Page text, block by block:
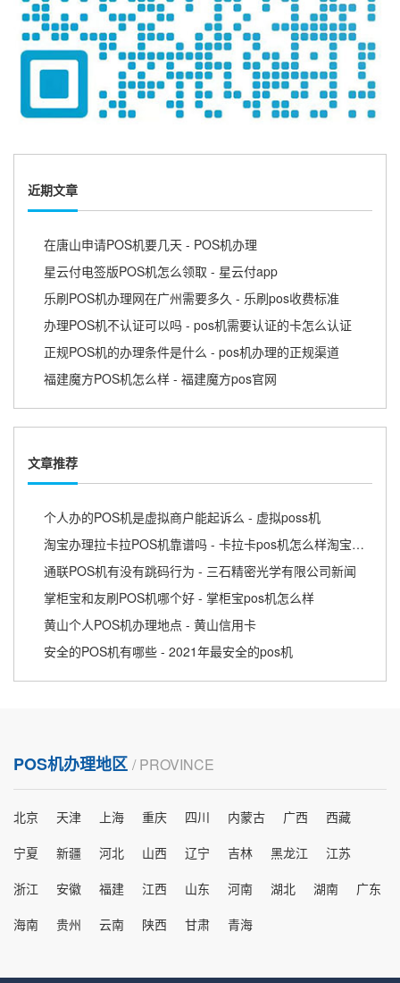
近期文章
在唐山申请POS机要几天 - POS机办理
星云付电签版POS机怎么领取 - 星云付app
乐刷POS机办理网在广州需要多久 - 乐刷pos收费标准
办理POS机不认证可以吗 - pos机需要认证的卡怎么认证
正规POS机的办理条件是什么 - pos机办理的正规渠道
福建魔方POS机怎么样 - 福建魔方pos官网
文章推荐
个人办的POS机是虚拟商户能起诉么 - 虚拟poss机
淘宝办理拉卡拉POS机靠谱吗 - 卡拉卡pos机怎么样淘宝上可以买吗
通联POS机有没有跳码行为 - 三石精密光学有限公司新闻
掌柜宝和友刷POS机哪个好 - 掌柜宝pos机怎么样
黄山个人POS机办理地点 - 黄山信用卡
安全的POS机有哪些 - 2021年最安全的pos机
POS机办理地区 / PROVINCE
北京 天津 上海 重庆 四川 内蒙古 广西
西藏
宁夏
新疆 河北 山西 辽宁 吉林 黑龙江
江苏
浙江
安徽 福建 江西 山东 河南 湖北 湖南
广东
海南
贵州 云南 陕西 甘肃 青海